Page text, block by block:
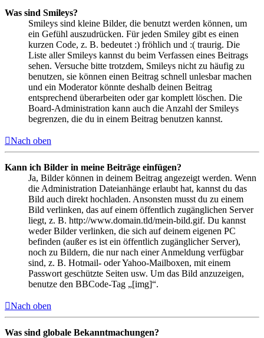
Was sind Smileys?
Smileys sind kleine Bilder, die benutzt werden können, um
ein Gefühl auszudrücken. Für jeden Smiley gibt es einen
kurzen Code, z. B. bedeutet :) fröhlich und :( traurig. Die
Liste aller Smileys kannst du beim Verfassen eines Beitrags
sehen. Versuche bitte trotzdem, Smileys nicht zu häufig zu
benutzen, sie können einen Beitrag schnell unlesbar machen
und ein Moderator könnte deshalb deinen Beitrag
entsprechend überarbeiten oder gar komplett löschen. Die
Board-Administration kann auch die Anzahl der Smileys
begrenzen, die du in einem Beitrag benutzen kannst.
Nach oben
Kann ich Bilder in meine Beiträge einfügen?
Ja, Bilder können in deinem Beitrag angezeigt werden. Wenn
die Administration Dateianhänge erlaubt hat, kannst du das
Bild auch direkt hochladen. Ansonsten musst du zu einem
Bild verlinken, das auf einem öffentlich zugänglichen Server
liegt, z. B. http://www.domain.tld/mein-bild.gif. Du kannst
weder Bilder verlinken, die sich auf deinem eigenen PC
befinden (außer es ist ein öffentlich zugänglicher Server),
noch zu Bildern, die nur nach einer Anmeldung verfügbar
sind, z. B. Hotmail- oder Yahoo-Mailboxen, mit einem
Passwort geschützte Seiten usw. Um das Bild anzuzeigen,
benutze den BBCode-Tag „[img]“.
Nach oben
Was sind globale Bekanntmachungen?